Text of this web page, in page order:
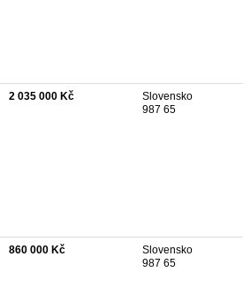
2 035 000 Kč
Slovensko
987 65
860 000 Kč
Slovensko
987 65